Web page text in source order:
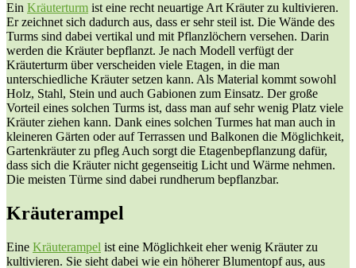
Ein Kräuterturm ist eine recht neuartige Art Kräuter zu kultivieren.
Er zeichnet sich dadurch aus, dass er sehr steil ist. Die Wände des
Turms sind dabei vertikal und mit Pflanzlöchern versehen. Darin
werden die Kräuter bepflanzt. Je nach Modell verfügt der
Kräuterturm über verscheiden viele Etagen, in die man
unterschiedliche Kräuter setzen kann. Als Material kommt sowohl
Holz, Stahl, Stein und auch Gabionen zum Einsatz. Der große
Vorteil eines solchen Turms ist, dass man auf sehr wenig Platz viele
Kräuter ziehen kann. Dank eines solchen Turmes hat man auch in
kleineren Gärten oder auf Terrassen und Balkonen die Möglichkeit,
Gartenkräuter zu pfleg Auch sorgt die Etagenbepflanzung dafür,
dass sich die Kräuter nicht gegenseitig Licht und Wärme nehmen.
Die meisten Türme sind dabei rundherum bepflanzbar.
Kräuterampel
Eine Kräuterampel ist eine Möglichkeit eher wenig Kräuter zu
kultivieren. Sie sieht dabei wie ein höherer Blumentopf aus, aus